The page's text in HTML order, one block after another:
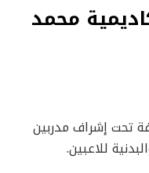
محمد
تحت إشراف مدربين
للاعبين.